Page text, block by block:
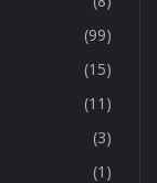
(99)
(15)
(11)
(3)
(1)